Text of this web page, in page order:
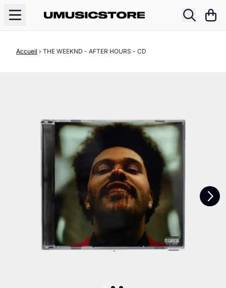
Accueil › THE WEEKND - AFTER HOURS - CD
Suivant